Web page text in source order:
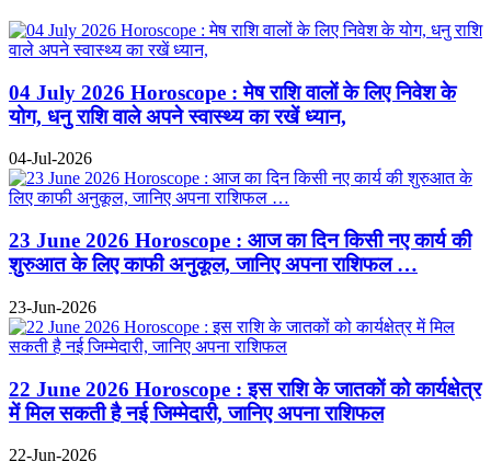
04 July 2026 Horoscope : मेष राशि वालों के लिए निवेश के
योग, धनु राशि वाले अपने स्वास्थ्य का रखें ध्यान,
04-Jul-2026
23 June 2026 Horoscope : आज का दिन किसी नए कार्य की
शुरुआत के लिए काफी अनुकूल, जानिए अपना राशिफल …
23-Jun-2026
22 June 2026 Horoscope : इस राशि के जातकों को कार्यक्षेत्र
में मिल सकती है नई जिम्मेदारी, जानिए अपना राशिफल
22-Jun-2026